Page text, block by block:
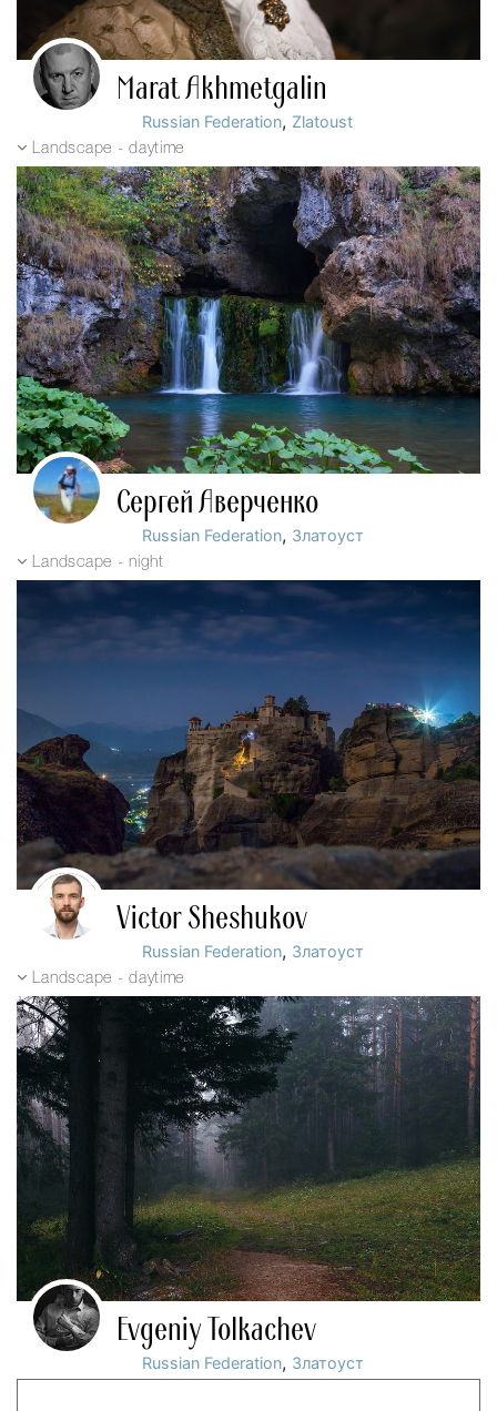
Marat Akhmetgalin
Russian Federation, Zlatoust
Landscape - daytime
Сергей Аверченко
Russian Federation, Златоуст
Landscape - night
Victor Sheshukov
Russian Federation, Златоуст
Landscape - daytime
Evgeniy Tolkachev
Russian Federation, Златоуст